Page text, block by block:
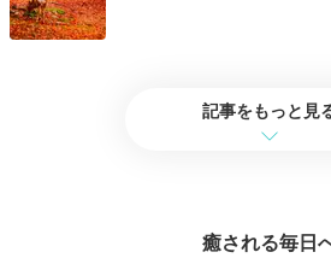
記事をもっと見
癒される毎日